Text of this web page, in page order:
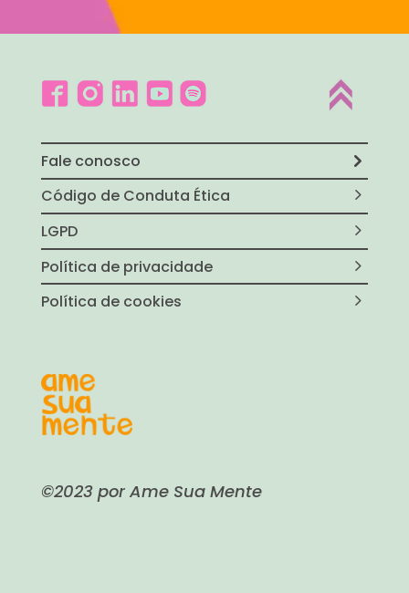
Fale conosco
Código de Conduta Ética
LGPD
Política de privacidade
Política de cookies
©2023 por Ame Sua Mente